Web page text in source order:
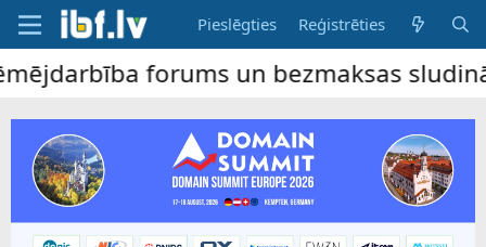
Pieslēgties Reģistrēties
forums un bezmaksas